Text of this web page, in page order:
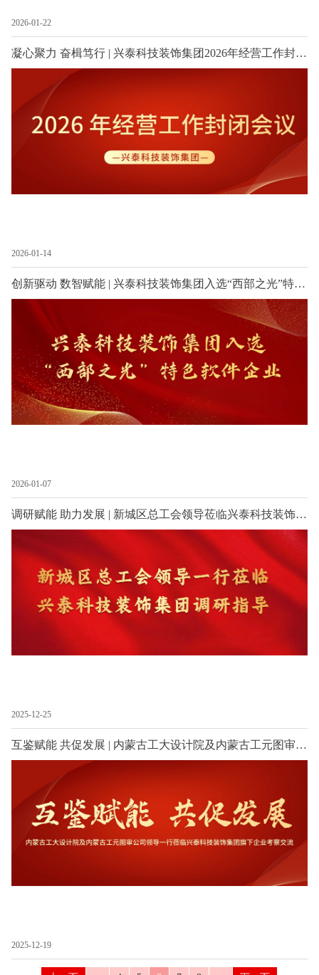
2026-01-22
凝心聚力 奋楫笃行 | 兴泰科技装饰集团2026年经营工作封闭会议圆满召开
2026-01-14
创新驱动 数智赋能 | 兴泰科技装饰集团入选“西部之光”特色软件企业
2026-01-07
调研赋能 助力发展 | 新城区总工会领导莅临兴泰科技装饰集团调研指导
2025-12-25
互鉴赋能 共促发展 | 内蒙古工大设计院及内蒙古工元图审公司领导一行莅临兴泰科技装饰集团旗下企业考察交流
2025-12-19